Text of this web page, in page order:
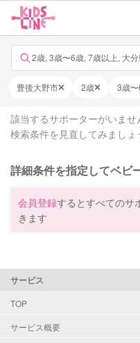
2歳, 3歳〜6歳, 7歳以上, 大
豊後大野市 2歳 3歳
該当するサポーターがいませ
検索条件を見直してみましょ
詳細条件を指定してベビ
会員登録するとすべてのサ
きます
サービス
TOP
サービス概要